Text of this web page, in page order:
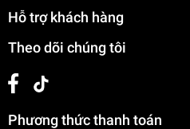
Hỗ trợ khách hàng
Theo dõi chúng tôi
Phương thức thanh toán